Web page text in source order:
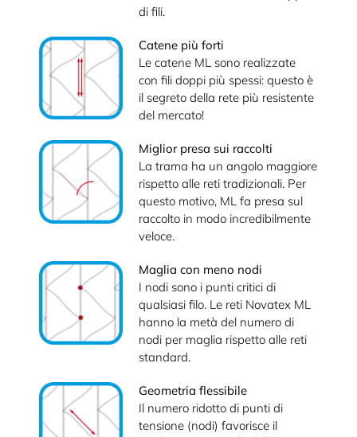
di fili.
Catene più forti
Le catene ML sono realizzate
con fili doppi più spessi: questo è
il segreto della rete più resistente
del mercato!
Miglior presa sui raccolti
La trama ha un angolo maggiore
rispetto alle reti tradizionali. Per
questo motivo, ML fa presa sul
raccolto in modo incredibilmente
veloce.
Maglia con meno nodi
I nodi sono i punti critici di
qualsiasi filo. Le reti Novatex ML
hanno la metà del numero di
nodi per maglia rispetto alle reti
standard.
Geometria flessibile
Il numero ridotto di punti di
tensione (nodi) favorisce il